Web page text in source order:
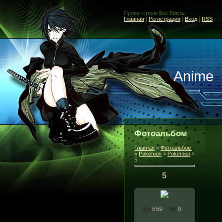
Приветствую Вас Гость
Главная | Регистрация | Вход | RSS
Anime
Фотоальбом
Главная » Фотоальбом
»Pokemon » Pokemon »
5
5
659 0